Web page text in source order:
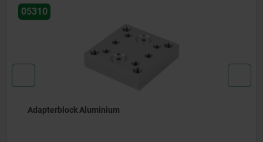
05310
Adapterblock Aluminium